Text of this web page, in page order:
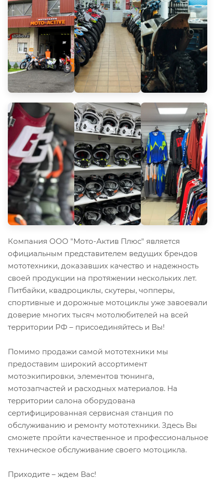
Компания ООО "Мото-Актив Плюс" является
официальным представителем ведущих брендов
мототехники, доказавших качество и надежность
своей продукции на протяжении нескольких лет.
Питбайки, квадроциклы, скутеры, чопперы,
спортивные и дорожные мотоциклы уже завоевали
доверие многих тысяч мотолюбителей на всей
территории РФ – присоединяйтесь и Вы!
Помимо продажи самой мототехники мы
предоставим широкий ассортимент
мотоэкипировки, элементов тюнинга,
мотозапчастей и расходных материалов. На
территории салона оборудована
сертифицированная сервисная станция по
обслуживанию и ремонту мототехники. Здесь Вы
сможете пройти качественное и профессиональное
техническое обслуживание своего мотоцикла.
Приходите – ждем Вас!